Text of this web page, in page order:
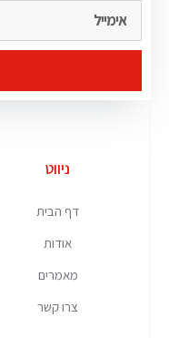
ניווט
דף הבית
אודות
מאמרים
צרו קשר